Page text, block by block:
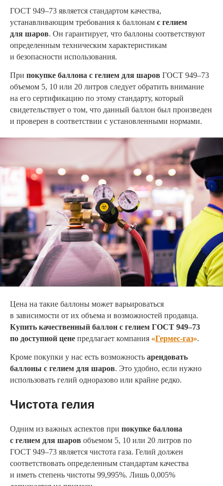
ГОСТ 949–73 является стандартом качества,
устанавливающим требования к баллонам с гелием
для шаров. Он гарантирует, что баллоны соответствуют
определенным техническим характеристикам
и безопасности использования.
При покупке баллона с гелием для шаров ГОСТ 949–73
объемом 5, 10 или 20 литров следует обратить внимание
на его сертификацию по этому стандарту, который
свидетельствует о том, что данный баллон был произведен
и проверен в соответствии с установленными нормами.
Цена на такие баллоны может варьироваться
в зависимости от их объема и возможностей продавца.
Купить качественный баллон с гелием ГОСТ 949–73
по доступной цене предлагает компания «Гермес-газ».
Кроме покупки у нас есть возможность арендовать
баллоны с гелием для шаров. Это удобно, если нужно
использовать гелий одноразово или крайне редко.
Чистота гелия
Одним из важных аспектов при покупке баллона
с гелием для шаров объемом 5, 10 или 20 литров по
ГОСТ 949–73 является чистота газа. Гелий должен
соответствовать определенным стандартам качества
и иметь степень чистоты 99,995%. Лишь 0,005%